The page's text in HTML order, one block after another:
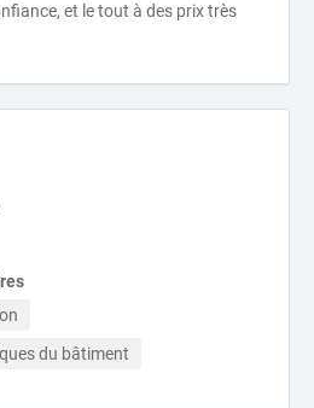
et le tout à des prix très
du bâtiment